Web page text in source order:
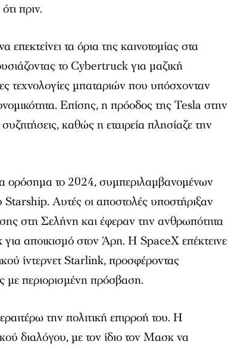
πριν.
τα όρια της καινοτομίας στα
το Cybertruck για μαζική
τεχνολογίες μπαταριών που υπόσχονταν
Επίσης, η πρόοδος της Tesla στην
καθώς η εταιρεία πλησίαζε την
ορόσημα το 2024, συμπεριλαμβανομένων
Starship. Αυτές οι αποστολές υποστήριξαν
στη Σελήνη και έφεραν την ανθρωπότητα
αποικισμό στον Άρη. Η SpaceX επέκτεινε
ίντερνετ Starlink, προσφέροντας
με περιορισμένη πρόσβαση.
την πολιτική επιρροή του. Η
διαλόγου, με τον ίδιο τον Μασκ να